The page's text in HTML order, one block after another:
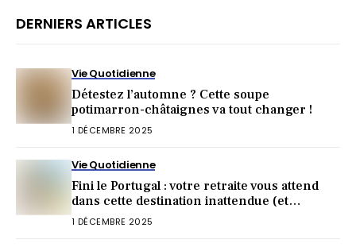
DERNIERS ARTICLES
Vie Quotidienne
Détestez l’automne ? Cette soupe
potimarron-châtaignes va tout changer !
1 DÉCEMBRE 2025
Vie Quotidienne
Fini le Portugal : votre retraite vous attend
dans cette destination inattendue (et
irrésistible) !
1 DÉCEMBRE 2025